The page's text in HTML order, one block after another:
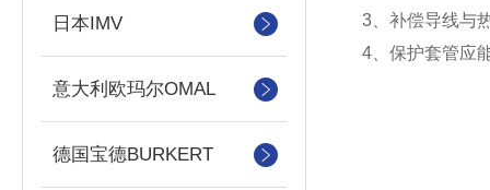
日本IMV
意大利欧玛尔OMAL
德国宝德BURKERT
3、补偿导线与
4、保护套管应